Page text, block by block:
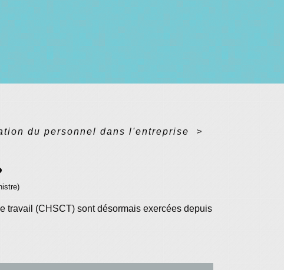
du personnel dans l'entreprise
>
travail (CHSCT) sont désormais exercées depuis